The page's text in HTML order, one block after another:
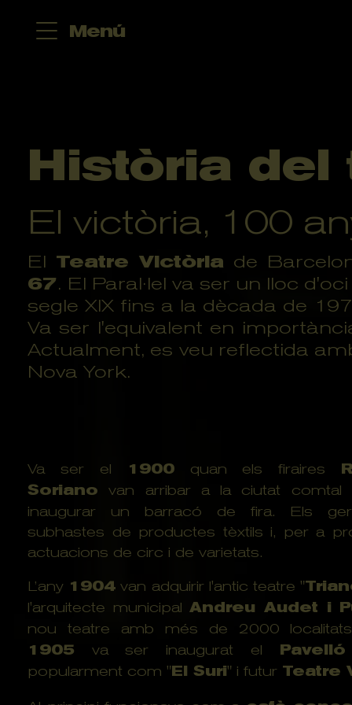
Menú
Història del
El victòria, 100
El Teatre Victòria de
67. El Paral·lel va ser un lloc
segle XIX fins a la dècada de
Va ser l'equivalent en
Actualment, es veu reflectida
Nova York.
Va ser el 1900quan els firaires
Soriano van arribar a la ciutat
inaugurar un barracó de fira. Els
subhastes de productes tèxtils i, per a
actuacions de circ i de varietats.
L’any 1904 van adquirir l'antic teatre "
l'arquitecte municipalAndreu Audet i
nou teatre amb més de 2000
1905 va ser inaugurat el
popularment com "El Suri" i futur Teatre